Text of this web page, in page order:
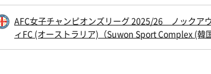
AFC女子チャンピオンズリーグ 2025/26 ノックア
ィFC (オーストラリア)（Suwon Sport Complex (韓